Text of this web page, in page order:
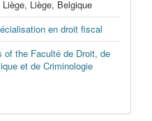
Liège, Belgique
en droit fiscal
of the Faculté de Droit, de
et de Criminologie